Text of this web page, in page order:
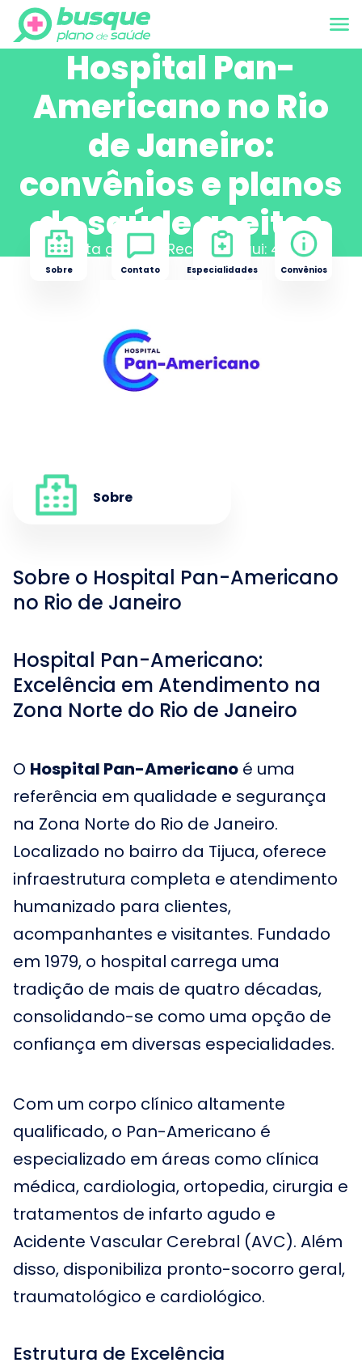
Hospital Pan-
Americano no Rio
de Janeiro:
convênios e planos
de saúde aceitos
Nota geral no Reclame Aqui: 4.10
Sobre Contato Especialidades Convênios
Sobre
Sobre o Hospital Pan-Americano
no Rio de Janeiro
Hospital Pan-Americano:
Excelência em Atendimento na
Zona Norte do Rio de Janeiro
O Hospital Pan-Americano é uma
referência em qualidade e segurança
na Zona Norte do Rio de Janeiro.
Localizado no bairro da Tijuca, oferece
infraestrutura completa e atendimento
humanizado para clientes,
acompanhantes e visitantes. Fundado
em 1979, o hospital carrega uma
tradição de mais de quatro décadas,
consolidando-se como uma opção de
confiança em diversas especialidades.
Com um corpo clínico altamente
qualificado, o Pan-Americano é
especializado em áreas como clínica
médica, cardiologia, ortopedia, cirurgia e
tratamentos de infarto agudo e
Acidente Vascular Cerebral (AVC). Além
disso, disponibiliza pronto-socorro geral,
traumatológico e cardiológico.
Estrutura de Excelência